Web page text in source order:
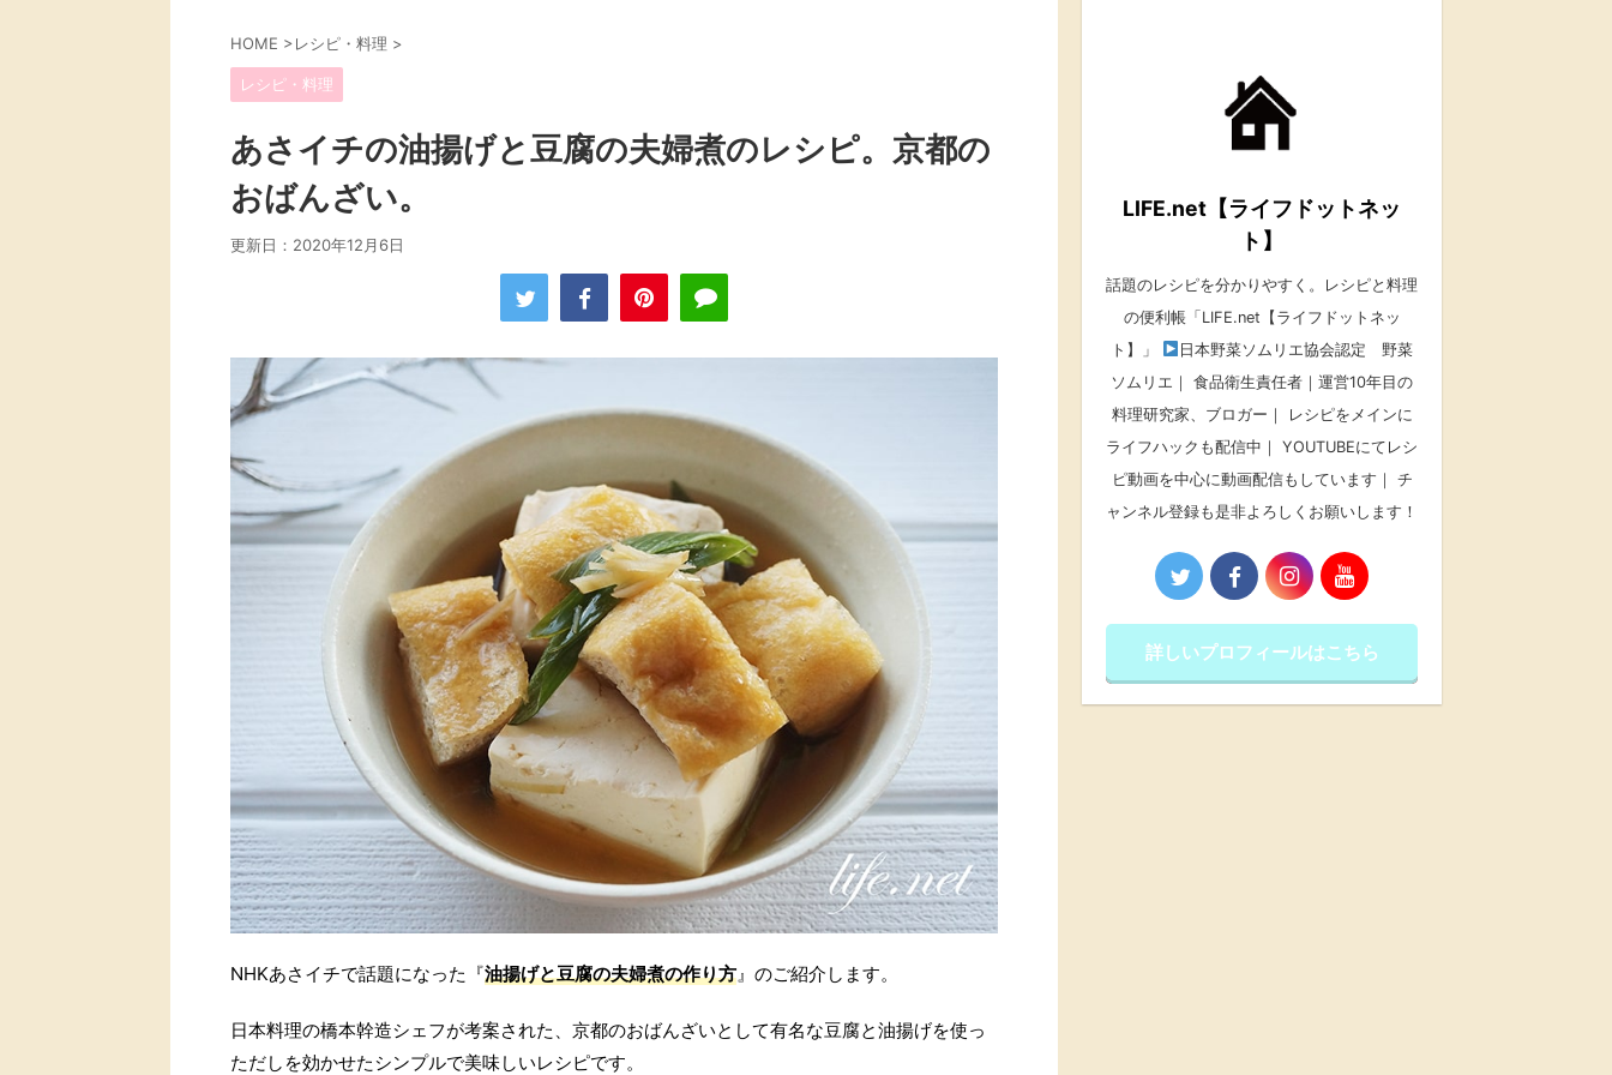
HOME >レシピ・料理 >
レシピ・料理
あさイチの油揚げと豆腐の夫婦煮のレシピ。京都の
おばんざい。
更新日： 2020年12月6日
NHKあさイチで話題になった『油揚げと豆腐の夫婦煮の作り方 』のご紹介します。
日本料理の橋本幹造シェフが考案された、京都のおばんざいとして有名な豆腐と油揚げを使っ
ただしを効かせたシンプルで美味しいレシピです。
LIFE.net【ライフドットネッ
ト】
話題のレシピを分かりやすく。レシピと料理
の便利帳「LIFE.net【ライフドットネッ
ト】」
日本野菜ソムリエ協会認定 野菜
ソムリエ｜ 食品衛生責任者｜運営10年目の
料理研究家、ブロガー｜ レシピをメインに
ライフハックも配信中｜ YOUTUBEにてレシ
ピ動画を中心に動画配信もしています｜ チ
ャンネル登録も是非よろしくお願いします！
詳しいプロフィールはこちら